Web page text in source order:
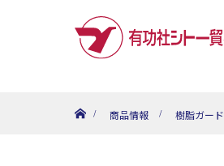
商品情報
樹脂ガード